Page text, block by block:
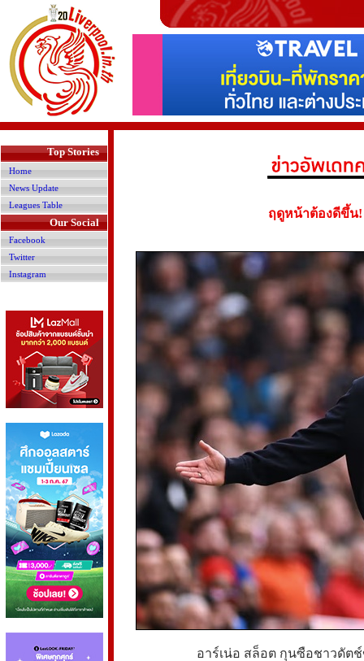
Top Stories
Home
News Update
Leagues Table
Our Social
Facebook
Twitter
Instagram
ฤดูหน้าต้องดีขึ้น
อาร์เน่อ สล็อต กุนซือชาวดัต